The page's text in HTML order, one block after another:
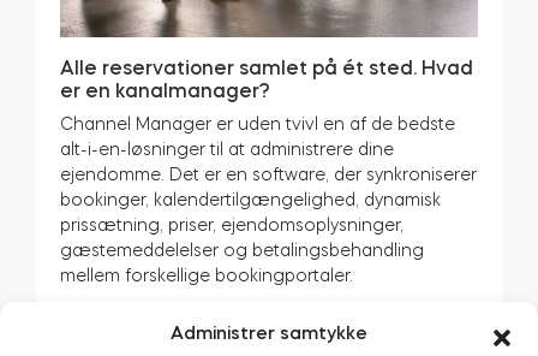
Administrer samtykke
Alle reservationer samlet på ét sted. Hvad
er en kanalmanager?
Channel Manager er uden tvivl en af de bedste
alt-i-en-løsninger til at administrere dine
ejendomme. Det er en software, der synkroniserer
bookinger, kalendertilgængelighed, dynamisk
prissætning, priser, ejendomsoplysninger,
gæstemeddelelser og betalingsbehandling
mellem forskellige bookingportaler.
starter en automatisk synkroniseringsproces i